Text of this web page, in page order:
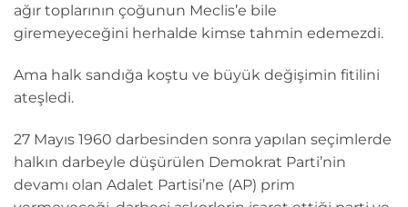
ağır toplarının çoğunun Meclis’e bile
giremeyeceğini herhalde kimse tahmin edemezdi.
Ama halk sandığa koştu ve büyük değişimin fitilini
ateşledi.
27 Mayıs 1960 darbesinden sonra yapılan seçimlerde
halkın darbeyle düşürülen Demokrat Parti’nin
devamı olan Adalet Partisi’ne (AP) prim